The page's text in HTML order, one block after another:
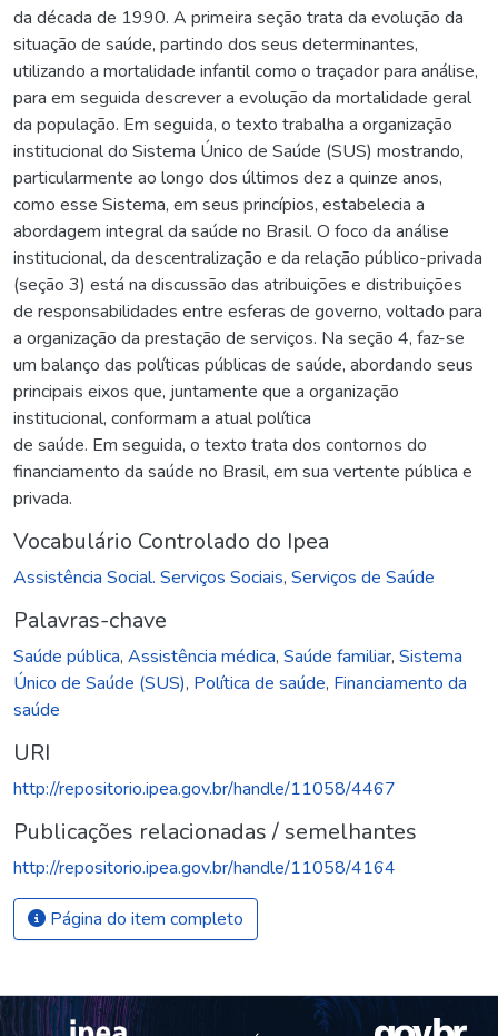
da década de 1990. A primeira seção trata da evolução da
situação de saúde, partindo dos seus determinantes,
utilizando a mortalidade infantil como o traçador para análise,
para em seguida descrever a evolução da mortalidade geral
da população. Em seguida, o texto trabalha a organização
institucional do Sistema Único de Saúde (SUS) mostrando,
particularmente ao longo dos últimos dez a quinze anos,
como esse Sistema, em seus princípios, estabelecia a
abordagem integral da saúde no Brasil. O foco da análise
institucional, da descentralização e da relação público-privada
(seção 3) está na discussão das atribuições e distribuições
de responsabilidades entre esferas de governo, voltado para
a organização da prestação de serviços. Na seção 4, faz-se
um balanço das políticas públicas de saúde, abordando seus
principais eixos que, juntamente que a organização
institucional, conformam a atual política
de saúde. Em seguida, o texto trata dos contornos do
financiamento da saúde no Brasil, em sua vertente pública e
privada.
Vocabulário Controlado do Ipea
Assistência Social. Serviços Sociais, Serviços de Saúde
Palavras-chave
Saúde pública, Assistência médica, Saúde familiar, Sistema
Único de Saúde (SUS), Política de saúde, Financiamento da
saúde
URI
http://repositorio.ipea.gov.br/handle/11058/4467
Publicações relacionadas / semelhantes
http://repositorio.ipea.gov.br/handle/11058/4164
Página do item completo